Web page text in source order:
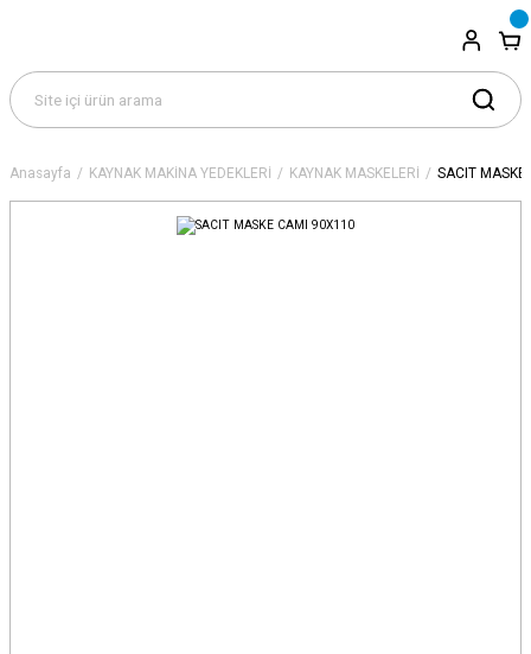
Anasayfa KAYNAK MAKİNA YEDEKLERİ KAYNAK MASKELERİ SACIT